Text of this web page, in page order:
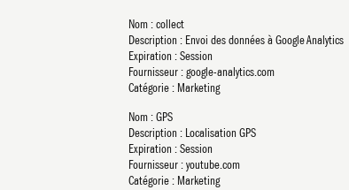
Nom : collect
Description : Envoi des données à Google Analytics
Expiration : Session
Fournisseur : google-analytics.com
Catégorie : Marketing
Nom : GPS
Description : Localisation GPS
Expiration : Session
Fournisseur : youtube.com
Catégorie : Marketing